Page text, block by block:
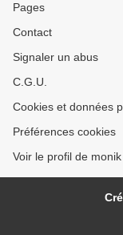
Pages
Contact
Signaler un abus
C.G.U.
Cookies et données
Préférences cookies
Voir le profil de